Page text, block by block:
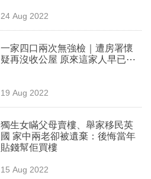
24 Aug 2022
一家四口兩次無強檢｜遭房署懷
疑再沒收公屋 原來這家人早已⋯
19 Aug 2022
獨生女瞞父母賣樓、舉家移民英
國 家中兩老卻被遺棄：後悔當年
貼錢幫佢買樓
15 Aug 2022